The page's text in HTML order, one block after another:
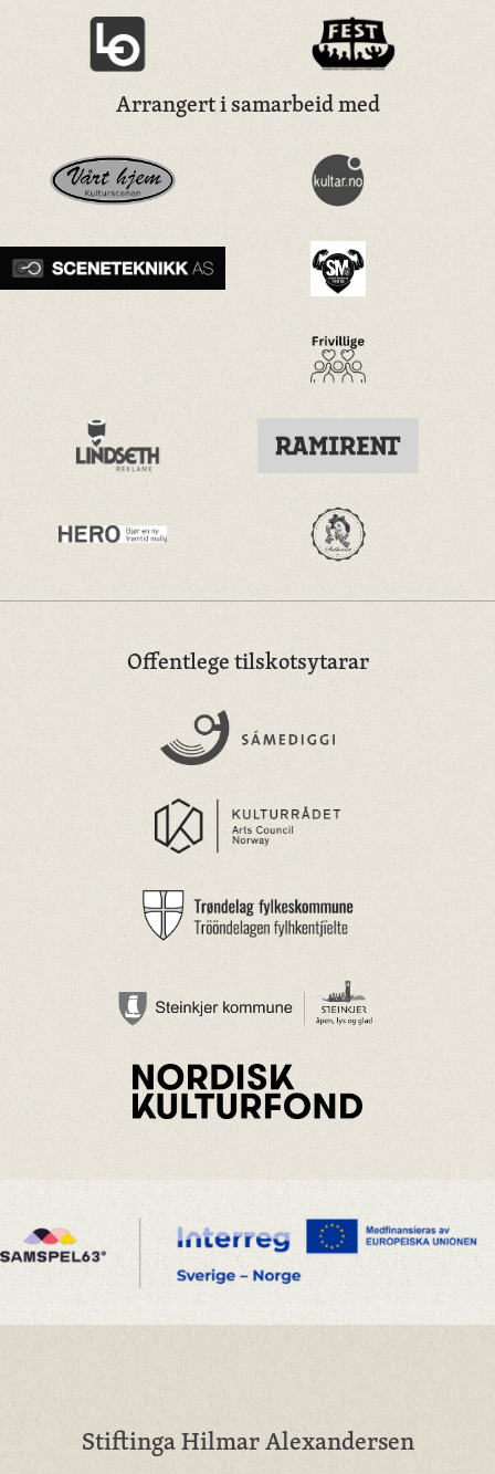
Arrangert i samarbeid med
Offentlege tilskotsytarar
Stiftinga Hilmar Alexandersen